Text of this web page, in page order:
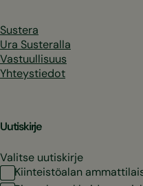
Sustera
Ura Susteralla
Vastuullisuus
Yhteystiedot
Uutiskirje
Valitse uutiskirje
Kiinteistöalan